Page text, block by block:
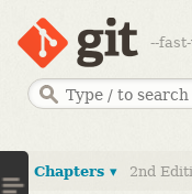
--
Chapters ▾ 2nd